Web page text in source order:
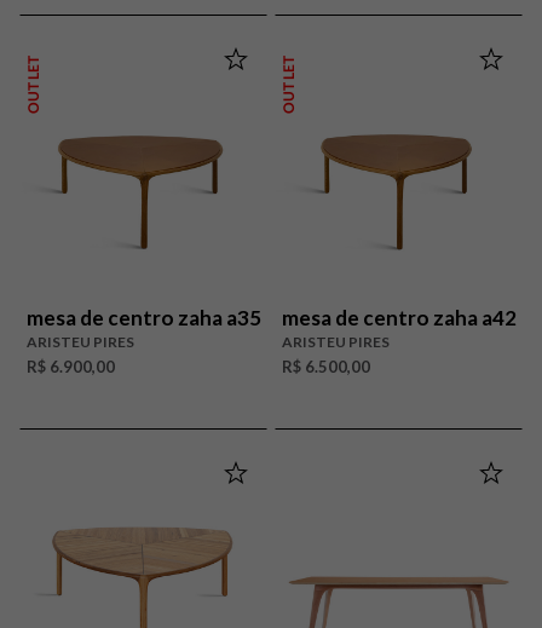
OUTLET
mesa de centro zaha a35
ARISTEU PIRES
R$ 6.900,00
OUTLET
mesa de centro zaha a42
ARISTEU PIRES
R$ 6.500,00